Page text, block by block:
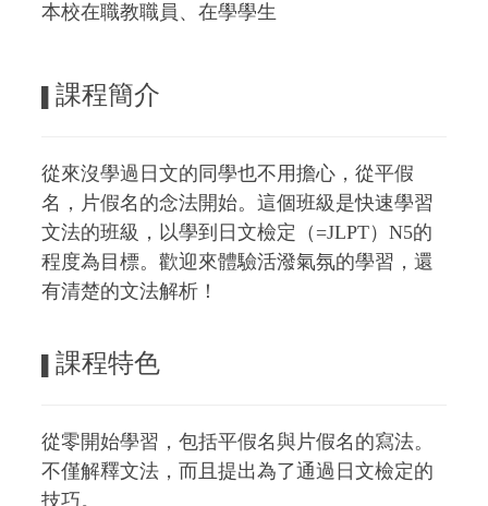
本校在職教職員、在學學生
課程簡介
從來沒學過日文的同學也不用擔心，從平假
名，片假名的念法開始。這個班級是快速學習
文法的班級，以學到日文檢定（=JLPT）N5的
程度為目標。歡迎來體驗活潑氣氛的學習，還
有清楚的文法解析！
課程特色
從零開始學習，包括平假名與片假名的寫法。
不僅解釋文法，而且提出為了通過日文檢定的
技巧。